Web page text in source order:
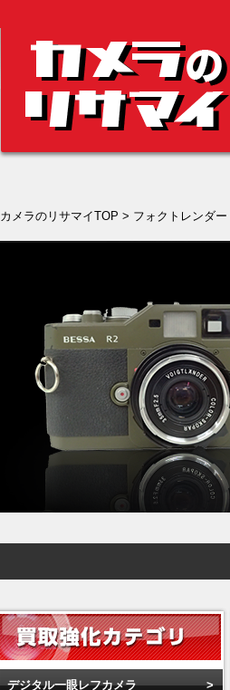
カメラのリサマイTOP > フォクトレンダー
デジタル一眼レフカメラ